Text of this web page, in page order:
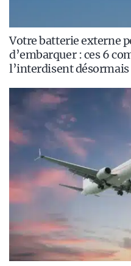
Votre batterie externe
d’embarquer : ces 6
l’interdisent